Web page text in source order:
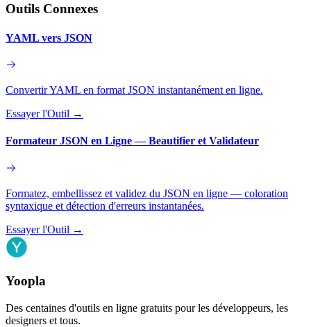
Outils Connexes
YAML vers JSON
Convertir YAML en format JSON instantanément en ligne.
Essayer l'Outil →
Formateur JSON en Ligne — Beautifier et Validateur
Formatez, embellissez et validez du JSON en ligne — coloration
syntaxique et détection d'erreurs instantanées.
Essayer l'Outil →
Yoopla
Des centaines d'outils en ligne gratuits pour les développeurs, les
designers et tous.